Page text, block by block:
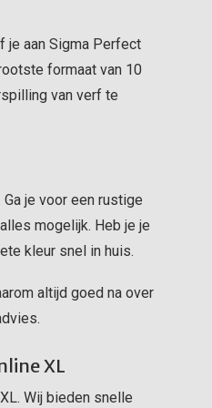
je aan Sigma Perfect
formaat van 10
van verf te
je voor een rustige
mogelijk. Heb je je
kleur snel in huis.
altijd goed na over
XL
Wij bieden snelle